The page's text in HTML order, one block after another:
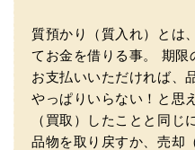
（大阪府東大阪市）ネット
感じて飛び込みで訪問。飛
切、丁ねいな対応をして頂
るお店でした。満足いく金
りがとうございます。
質預かり（質入れ）とは
てお金を借りる事。
期限
お支払いいただければ、
やっぱりいらない！と思
（買取）したことと同じ
品物を取り戻すか、売却